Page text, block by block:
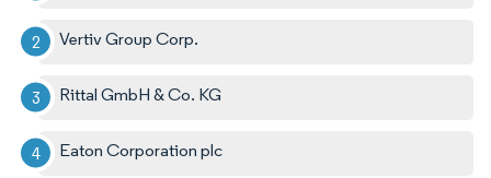
Vertiv Group Corp.
Rittal GmbH & Co. KG
Eaton Corporation plc